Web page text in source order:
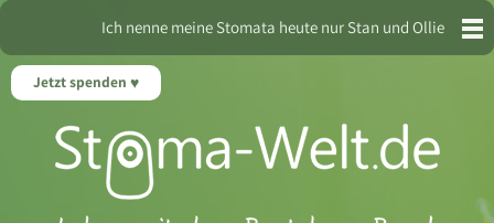
Jetzt spenden
Ich nenne meine Stomata heute nur Stan und Ollie